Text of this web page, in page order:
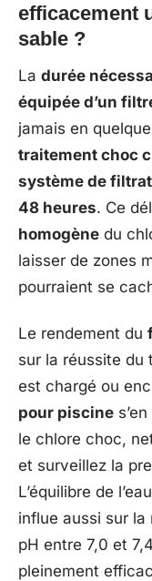
efficacement
sable ?
La durée
équipée d’un
jamais en
traitement choc
système de
48 heures. Ce
homogène du
laisser de zones
pourraient se
Le rendement du
sur la réussite du
est chargé ou
pour piscine
le chlore choc,
et surveillez la
L’équilibre de
influe aussi sur
pH entre 7,0 et
pleinement